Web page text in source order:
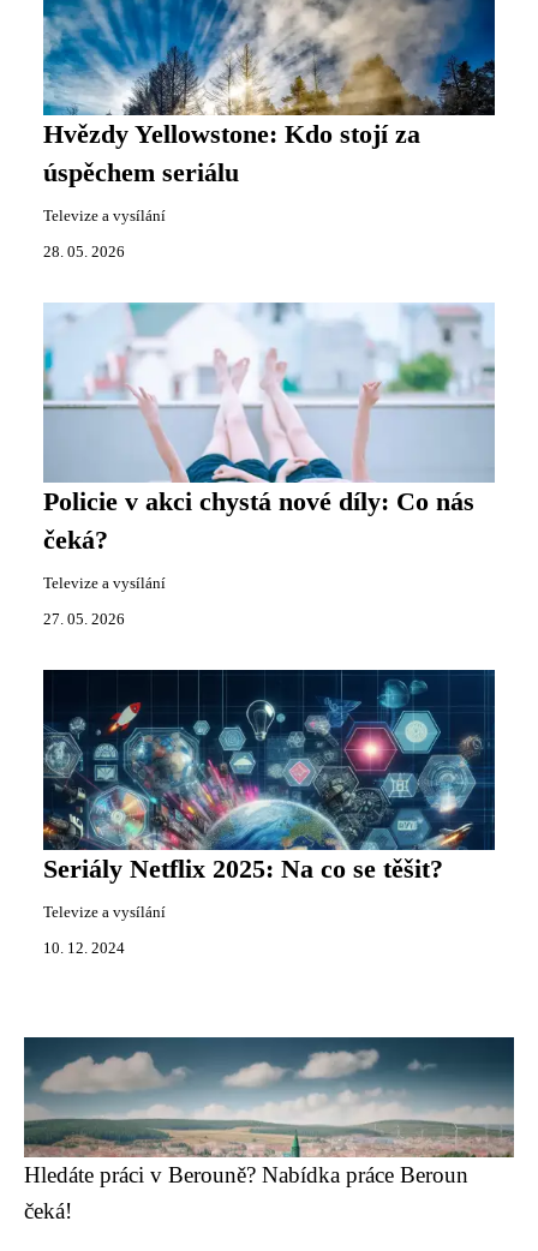
Hvězdy Yellowstone: Kdo stojí za
úspěchem seriálu
Televize a vysílání
28. 05. 2026
Policie v akci chystá nové díly: Co nás
čeká?
Televize a vysílání
27. 05. 2026
Seriály Netflix 2025: Na co se těšit?
Televize a vysílání
10. 12. 2024
Hledáte práci v Berouně? Nabídka práce Beroun
čeká!